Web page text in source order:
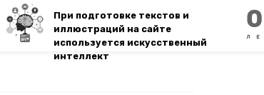
При подготовке текстов и
иллюстраций на сайте
используется искусственный
интеллект